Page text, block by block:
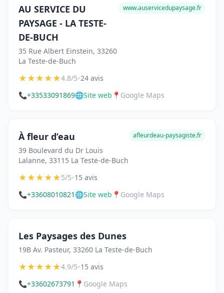
AU SERVICE DU
PAYSAGE - LA TESTE-
DE-BUCH
35 Rue Albert Einstein, 33260
La Teste-de-Buch
www.auservicedupaysage.fr
★★★★★4.8/5•24 avis
📞+33533091869🌐Site web 📍 Google Maps
À fleur d’eau
39 Boulevard du Dr Louis
Lalanne, 33115 La Teste-de-Buch
afleurdeau-paysagiste.fr
★★★★★5/5•15 avis
📞+33608010821 🌐Site web 📍 Google Maps
Les Paysages des Dunes
19B Av. Pasteur, 33260 La Teste-de-Buch
★★★★★4.9/5•15 avis
📞+33602673791 📍 Google Maps